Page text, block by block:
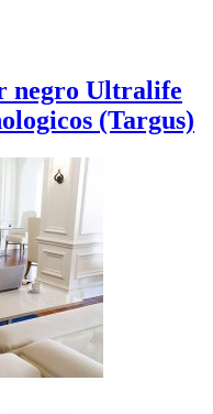
negro Ultralife
(Targus)